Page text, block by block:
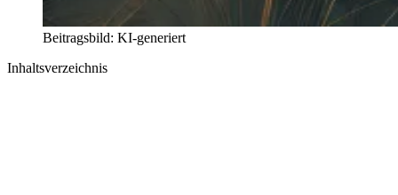
Beitragsbild: KI-generiert
Inhaltsverzeichnis